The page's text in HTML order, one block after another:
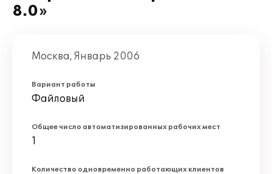
8.0»
Москва, Январь 2006
Вариант работы
Файловый
Общее число автоматизированных рабочих мест
1
Количество одновременно работающих клиентов